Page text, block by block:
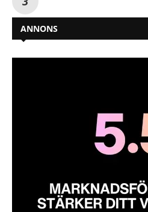
ANNONS